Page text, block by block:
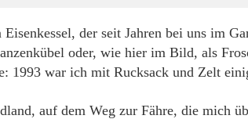
Eisenkessel, der seit Jahren bei uns im
oder, wie hier im Bild, als
1993 war ich mit Rucksack und Zelt
auf dem Weg zur Fähre, die mich